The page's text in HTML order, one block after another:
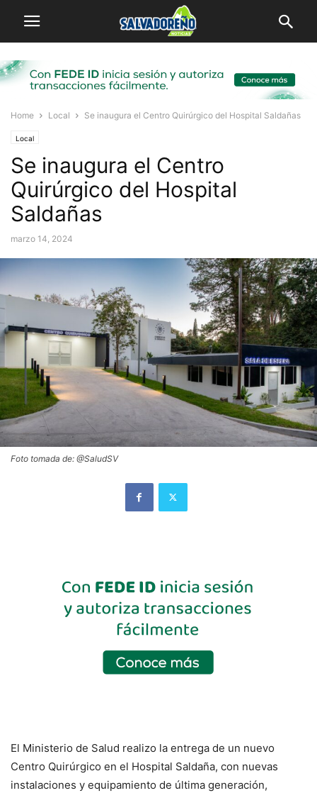
Home Local Se inaugura el Centro Quirúrgico del Hospital Saldañas
Local
Se inaugura el Centro
Quirúrgico del Hospital
Saldañas
marzo 14, 2024
Foto tomada de: @SaludSV
El Ministerio de Salud realizo la entrega de un nuevo
Centro Quirúrgico en el Hospital Saldaña, con nuevas
instalaciones y equipamiento de última generación,